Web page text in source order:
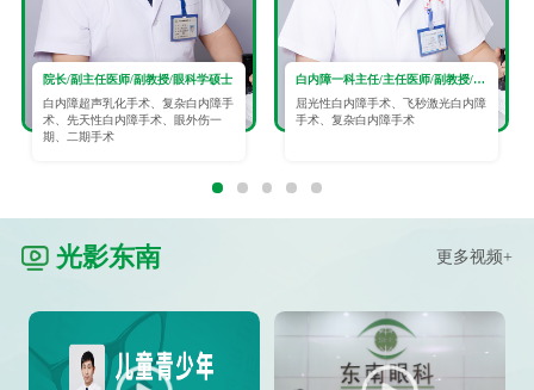
院长/副主任医师/副教授/眼科学硕士
白内障超声乳化手术、复杂白内障手
术、先天性白内障手术、眼外伤一
期、二期手术
白内障一科主任/主任医师/副教授/眼科学硕士
屈光性白内障手术、飞秒激光白内障
手术、复杂白内障手术
光影东南 更多视频+